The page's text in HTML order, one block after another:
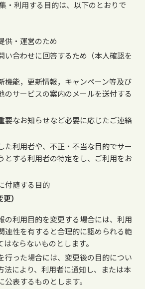
・利用する目的は、以下のとおりで
供・運営のため
い合わせに回答するため（本人確認を
機能，更新情報，キャンペーン等及び
のサービスの案内のメールを送付する
要なお知らせなど必要に応じたご連絡
た利用者や、不正・不当な目的でサー
とする利用者の特定をし、ご利用をお
付随する目的
）
の利用目的を変更する場合には、利用
連性を有すると合理的に認められる範
はならないものとします。
行った場合には、変更後の目的につい
法により、利用者に通知し、または本
公表するものとします。